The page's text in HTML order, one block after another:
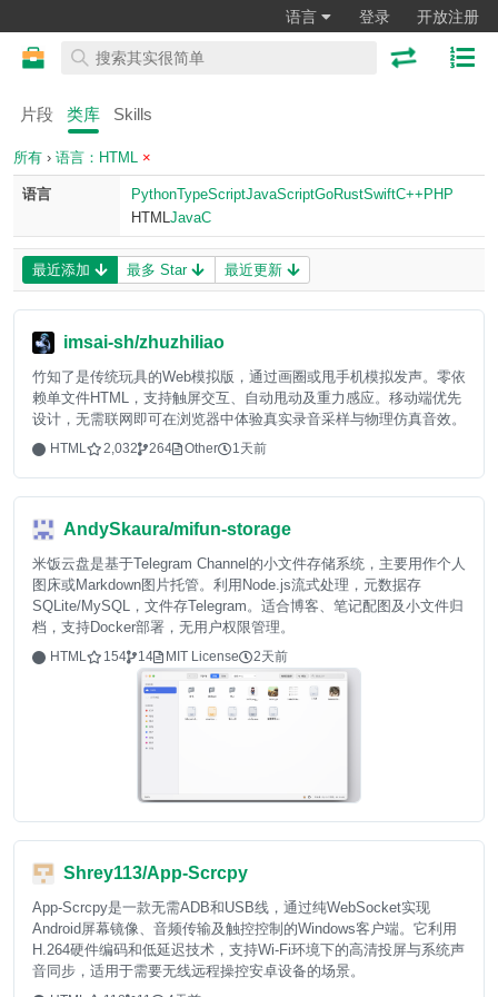
语言 登录 开放注册
片段 类库 Skills
所有 › 语言：HTML ×
语言 PythonTypeScriptJavaScriptGoRustSwiftC++ PHP
HTMLJavaC
最近添加 最多 Star 最近更新
imsai-sh/zhuzhiliao
竹知了是传统玩具的Web模拟版，通过画圈或甩手机模拟发声。零依
赖单文件HTML，支持触屏交互、自动甩动及重力感应。移动端优先
设计，无需联网即可在浏览器中体验真实录音采样与物理仿真音效。
HTML 2,032 264 Other 1天前
AndySkaura/mifun-storage
米饭云盘是基于Telegram Channel的小文件存储系统，主要用作个人
图床或Markdown图片托管。利用Node.js流式处理，元数据存
SQLite/MySQL，文件存Telegram。适合博客、笔记配图及小文件归
档，支持Docker部署，无用户权限管理。
HTML 154 14 MIT License 2天前
Shrey113/App-Scrcpy
App-Scrcpy是一款无需ADB和USB线，通过纯WebSocket实现
Android屏幕镜像、音频传输及触控控制的Windows客户端。它利用
H.264硬件编码和低延迟技术，支持Wi-Fi环境下的高清投屏与系统声
音同步，适用于需要无线远程操控安卓设备的场景。